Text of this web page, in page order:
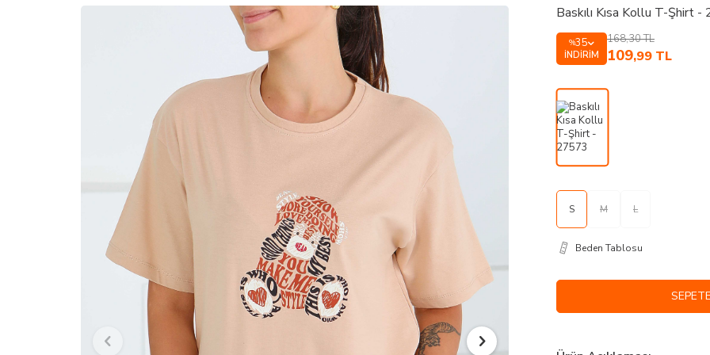
Baskılı Kısa Kollu T-Şhirt
%35
İNDIRIM
168,30TL
109,99 TL
S M L
Beden Tablosu